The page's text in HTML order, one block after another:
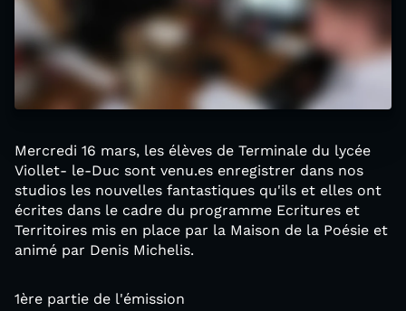
Mercredi 16 mars, les élèves de Terminale du lycée
Viollet- le-Duc sont venu.es enregistrer dans nos
studios les nouvelles fantastiques qu'ils et elles ont
écrites dans le cadre du programme Ecritures et
Territoires mis en place par la Maison de la Poésie et
animé par Denis Michelis.
1ère partie de l'émission